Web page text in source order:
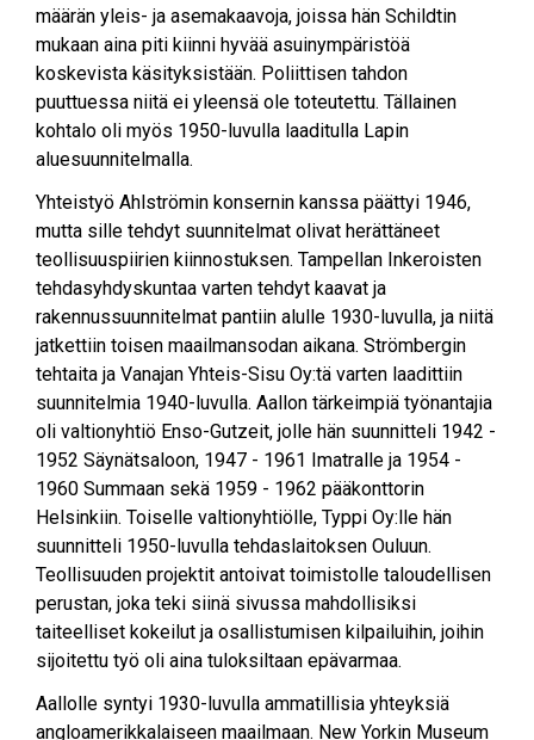
määrän yleis- ja asemakaavoja, joissa hän Schildtin
mukaan aina piti kiinni hyvää asuinympäristöä
koskevista käsityksistään. Poliittisen tahdon
puuttuessa niitä ei yleensä ole toteutettu. Tällainen
kohtalo oli myös 1950-luvulla laaditulla Lapin
aluesuunnitelmalla.
Yhteistyö Ahlströmin konsernin kanssa päättyi 1946,
mutta sille tehdyt suunnitelmat olivat herättäneet
teollisuuspiirien kiinnostuksen. Tampellan Inkeroisten
tehdasyhdyskuntaa varten tehdyt kaavat ja
rakennussuunnitelmat pantiin alulle 1930-luvulla, ja niitä
jatkettiin toisen maailmansodan aikana. Strömbergin
tehtaita ja Vanajan Yhteis-Sisu Oy:tä varten laadittiin
suunnitelmia 1940-luvulla. Aallon tärkeimpiä työnantajia
oli valtionyhtiö Enso-Gutzeit, jolle hän suunnitteli 1942 -
1952 Säynätsaloon, 1947 - 1961 Imatralle ja 1954 -
1960 Summaan sekä 1959 - 1962 pääkonttorin
Helsinkiin. Toiselle valtionyhtiölle, Typpi Oy:lle hän
suunnitteli 1950-luvulla tehdaslaitoksen Ouluun.
Teollisuuden projektit antoivat toimistolle taloudellisen
perustan, joka teki siinä sivussa mahdollisiksi
taiteelliset kokeilut ja osallistumisen kilpailuihin, joihin
sijoitettu työ oli aina tuloksiltaan epävarmaa.
Aallolle syntyi 1930-luvulla ammatillisia yhteyksiä
angloamerikkalaiseen maailmaan. New Yorkin Museum